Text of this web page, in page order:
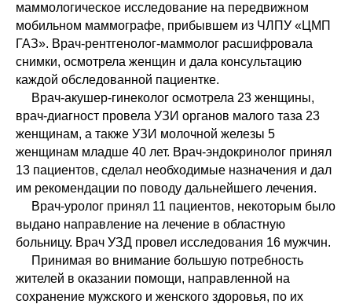
маммологическое исследование на передвижном
мобильном маммографе, прибывшем из ЧЛПУ «ЦМП
ГАЗ». Врач-рентгенолог-маммолог расшифровала
снимки, осмотрела женщин и дала консультацию
каждой обследованной пациентке.
Врач-акушер-гинеколог осмотрела 23 женщины,
врач-диагност провела УЗИ органов малого таза 23
женщинам, а также УЗИ молочной железы 5
женщинам младше 40 лет. Врач-эндокринолог принял
13 пациентов, сделал необходимые назначения и дал
им рекомендации по поводу дальнейшего лечения.
Врач-уролог принял 11 пациентов, некоторым было
выдано направление на лечение в областную
больницу. Врач УЗД провел исследования 16 мужчин.
Принимая во внимание большую потребность
жителей в оказании помощи, направленной на
сохранение мужского и женского здоровья, по их